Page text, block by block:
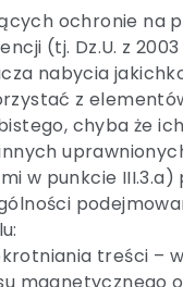
ochronie na
(tj. Dz.U. z 2003
nabycia
z
chyba że
w punkcie
treści
magnetycznego